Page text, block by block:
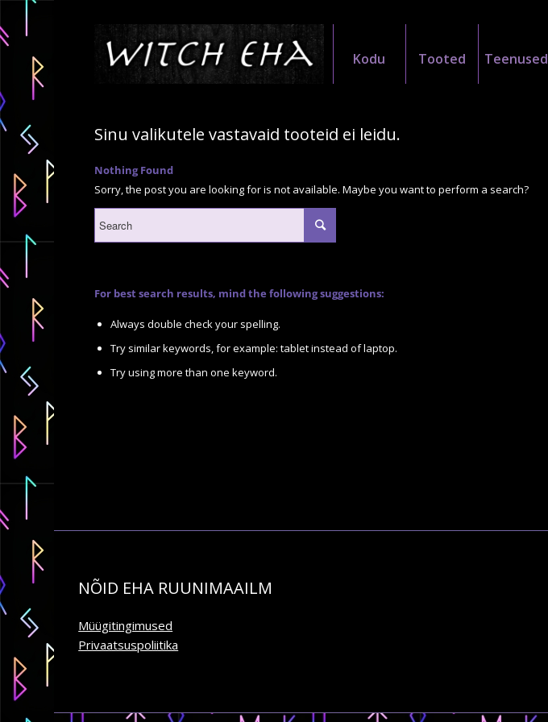
Kodu Tooted Teenused
Sinu valikutele vastavaid tooteid ei leidu.
Nothing Found
Sorry, the post you are looking for is not available. Maybe you want to perform a search?
For best search results, mind the following suggestions:
Always double check your spelling.
Try similar keywords, for example: tablet instead of laptop.
Try using more than one keyword.
NÕID EHA RUUNIMAAILM
Müügitingimused
Privaatsuspoliitika